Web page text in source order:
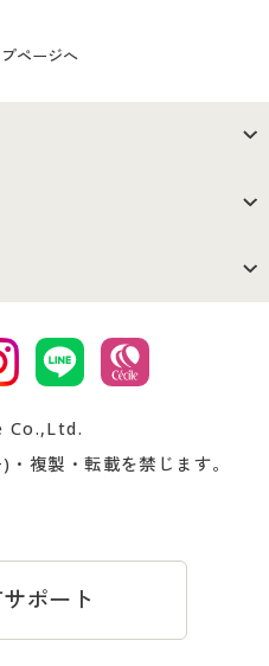
ページへ
会社案内
サイトマップ
お支払は
忘れの場合
Co.,Ltd.
複製・転載を禁じます。
ポート